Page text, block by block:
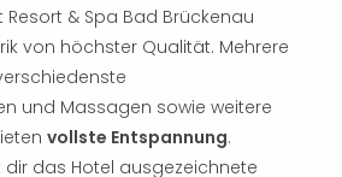
Resort & Spa Bad Brückenau
von höchster Qualität. Mehrere
und Massagen sowie weitere
vollste Entspannung.
das Hotel ausgezeichnete